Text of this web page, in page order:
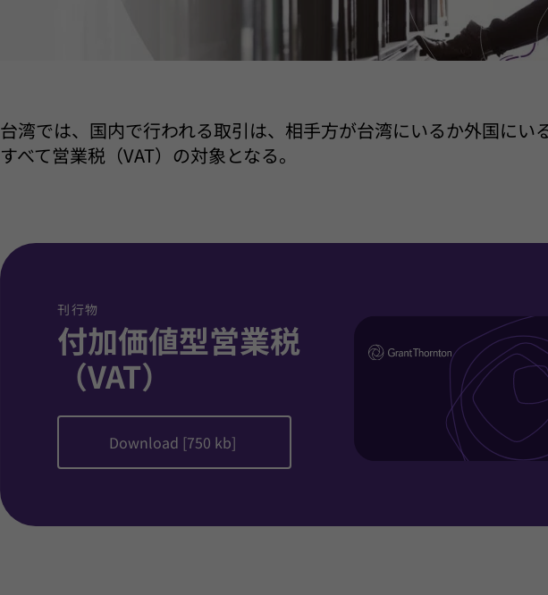
台湾では、国内で行われる取引は、相手方が台湾にいるか外国にい
すべて営業税（VAT）の対象となる。
刊行物
付加価値型営業税
（VAT）
Download [750 kb]